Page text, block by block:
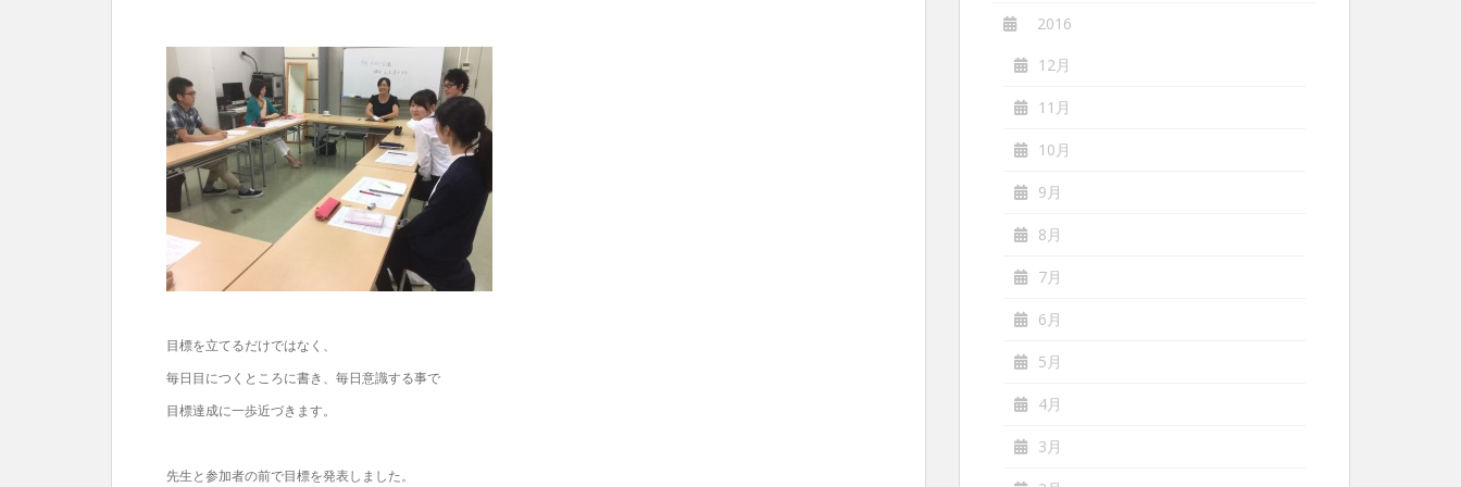
目標を立てるだけではなく、
毎日目につくところに書き、毎日意識する事で
目標達成に一歩近づきます。
先生と参加者の前で目標を発表しました。
2016
12月
11月
10月
9月
8月
7月
6月
5月
4月
3月